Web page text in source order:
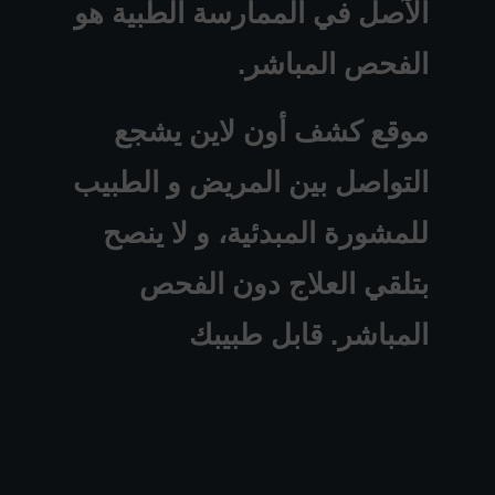
الآصل في الممارسة الطبية هو
الفحص المباشر.
موقع كشف أون لاين يشجع
التواصل بين المريض و الطبيب
للمشورة المبدئية، و لا ينصح
بتلقي العلاج دون الفحص
المباشر. قابل طبيبك